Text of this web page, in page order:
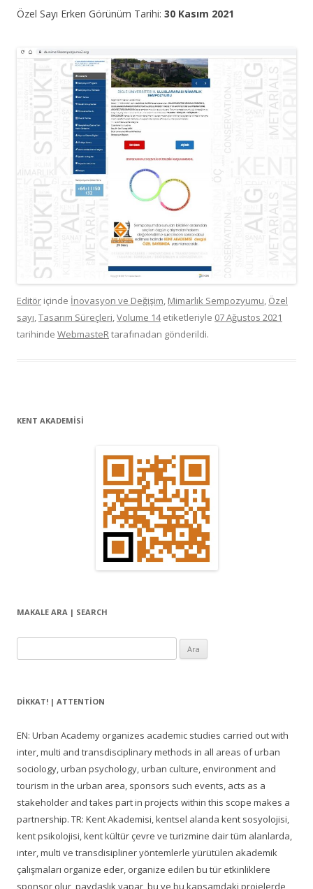
Özel Sayı Erken Görünüm Tarihi: 30 Kasım 2021
Editör içinde İnovasyon ve Değişim, Mimarlık Sempozyumu, Özel
sayı,Tasarım Süreçleri,Volume 14etiketleriyle 07 Ağustos 2021
tarihinde WebmasteRtarafınadan gönderildi.
KENT AKADEMİSİ
MAKALE ARA | SEARCH
DIKKAT! | ATTENTION
EN: Urban Academy organizes academic studies carried out with
inter, multi and transdisciplinary methods in all areas of urban
sociology, urban psychology, urban culture, environment and
tourism in the urban area, sponsors such events, acts as a
stakeholder and takes part in projects within this scope makes a
partnership. TR: Kent Akademisi, kentsel alanda kent sosyolojisi,
kent psikolojisi, kent kültür çevre ve turizmine dair tüm alanlarda,
inter, multi ve transdisipliner yöntemlerle yürütülen akademik
çalışmaları organize eder, organize edilen bu tür etkinliklere
sponsor olur, paydaşlık yapar, bu ve bu kapsamdaki projelerde